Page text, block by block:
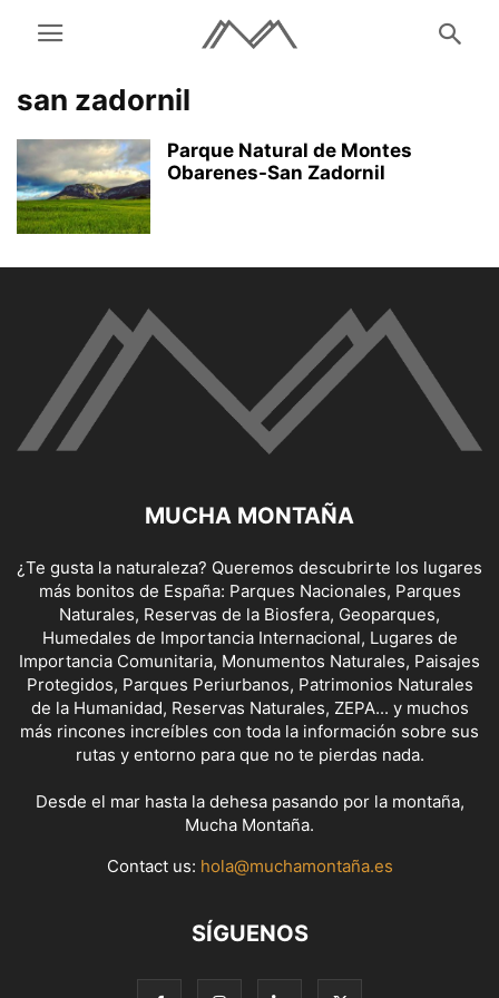
san zadornil
Parque Natural de Montes
Obarenes-San Zadornil
MUCHA MONTAÑA
¿Te gusta la naturaleza? Queremos descubrirte los lugares
más bonitos de España: Parques Nacionales, Parques
Naturales, Reservas de la Biosfera, Geoparques,
Humedales de Importancia Internacional, Lugares de
Importancia Comunitaria, Monumentos Naturales, Paisajes
Protegidos, Parques Periurbanos, Patrimonios Naturales
de la Humanidad, Reservas Naturales, ZEPA... y muchos
más rincones increíbles con toda la información sobre sus
rutas y entorno para que no te pierdas nada.
Desde el mar hasta la dehesa pasando por la montaña,
Mucha Montaña.
Contact us: hola@muchamontaña.es
SÍGUENOS